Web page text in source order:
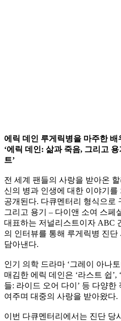
에릭 데인 루게릭병을 마주한
‘에릭 데인: 삶과 죽음, 그리고
트’
전 세계 팬들의 사랑을 받아온
신의 병과 인생에 대한 이야기
공개된다. 다큐멘터리 형식으로
그리고 용기 – 다이앤 소여 스페
대표하는 저널리스트이자 ABC
의 인터뷰를 통해 루게릭병 진
담아낸다.
인기 의학 드라마 ‘그레이 아나
매김한 에릭 데인은 ‘라스트 쉽’,
들: 라이드 오어 다이’ 등 다양한
여주며 대중의 사랑을 받아왔다.
이번 다큐멘터리에서는 진단 당